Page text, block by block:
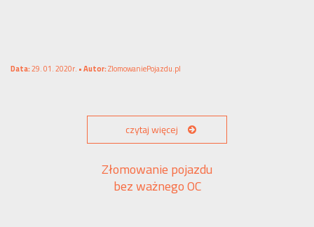
Data:29. 01. 2020r. •Autor:ZlomowaniePojazdu.pl
czytaj więcej
Złomowanie pojazdu
bez ważnego OC